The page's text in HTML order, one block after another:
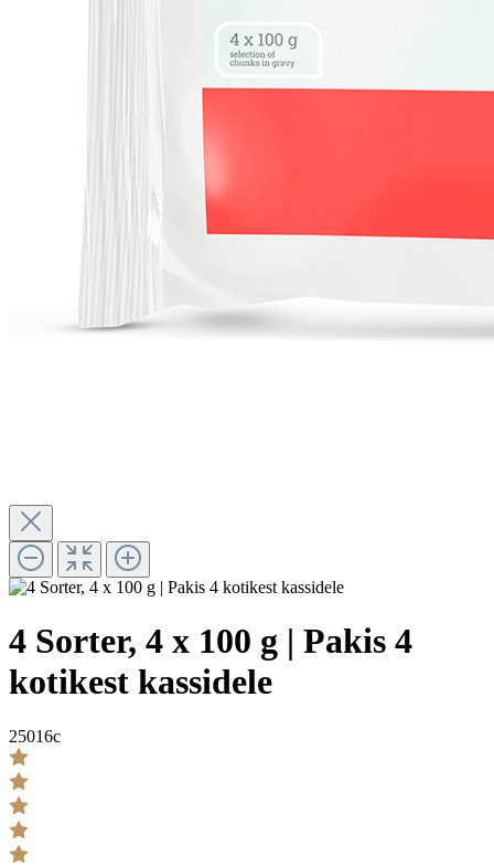
4 Sorter, 4 x 100 g | Pakis 4
kotikest kassidele
25016c